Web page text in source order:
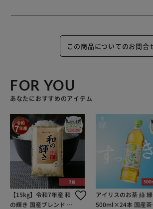
この商品についてのお問合
FOR YOU
あなたにおすすめのアイテム
【15kg】令和7年産 和
の輝き 国産ブレンド 5
アイリスのお茶 綠
500ml×24本 国産茶